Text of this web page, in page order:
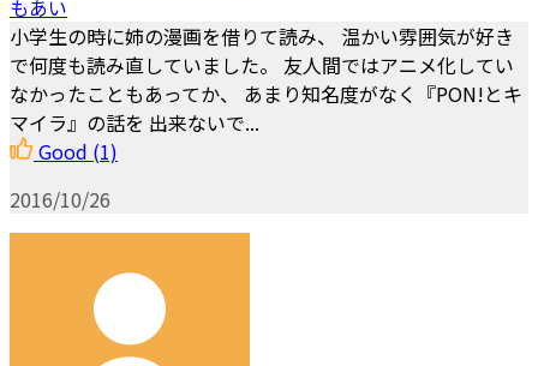
もあい
小学生の時に姉の漫画を借りて読み、 温かい雰囲気が好き
で何度も読み直していました。 友人間ではアニメ化してい
なかったこともあってか、 あまり知名度がなく『PON!とキ
マイラ』の話を 出来ないで...
Good (1)
2016/10/26